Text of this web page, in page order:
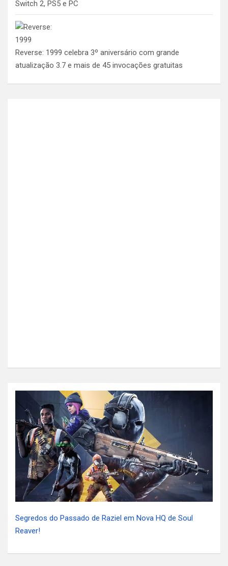
Switch 2, PS5 e PC
Reverse: 1999 celebra 3º aniversário com grande
atualização 3.7 e mais de 45 invocações gratuitas
Segredos do Passado de Raziel em Nova HQ de Soul
Reaver!